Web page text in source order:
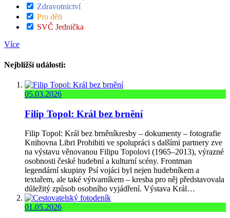
Zdravotnictví
Pro děti
SVČ Jednička
Více
Nejbližší události:
05.03.2026
Filip Topol: Král bez brnění
Filip Topol: Král bez brněníkresby – dokumenty – fotografie
Knihovna Libri Prohibiti ve spolupráci s dalšími partnery zve
na výstavu věnovanou Filipu Topolovi (1965–2013), výrazné
osobnosti české hudební a kulturní scény. Frontman
legendární skupiny Psí vojáci byl nejen hudebníkem a
textařem, ale také výtvarníkem – kresba pro něj představovala
důležitý způsob osobního vyjádření. Výstava Král…
01.05.2026